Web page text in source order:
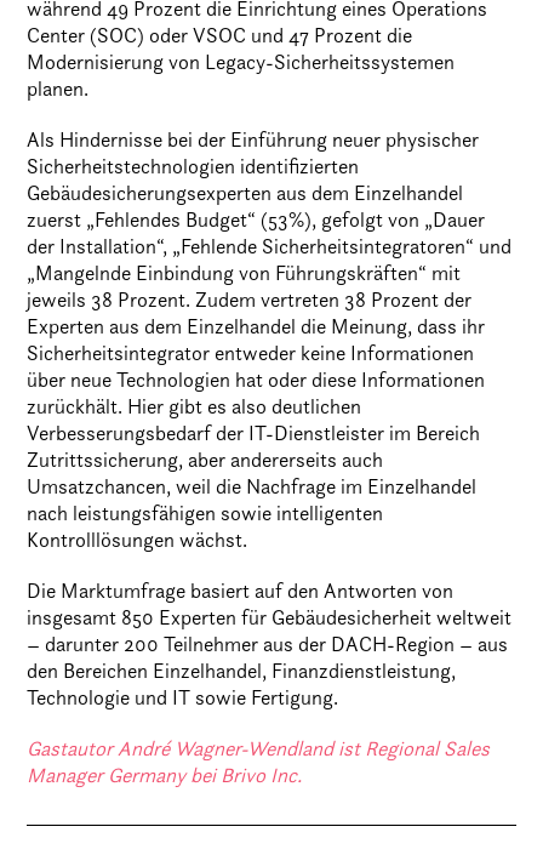
während 49 Prozent die Einrichtung eines Operations
Center (SOC) oder VSOC und 47 Prozent die
Modernisierung von Legacy-Sicherheitssystemen
planen.
Als Hindernisse bei der Einführung neuer physischer
Sicherheitstechnologien identifizierten
Gebäudesicherungsexperten aus dem Einzelhandel
zuerst „Fehlendes Budget“ (53%), gefolgt von „Dauer
der Installation“, „Fehlende Sicherheitsintegratoren“ und
„Mangelnde Einbindung von Führungskräften“ mit
jeweils 38 Prozent. Zudem vertreten 38 Prozent der
Experten aus dem Einzelhandel die Meinung, dass ihr
Sicherheitsintegrator entweder keine Informationen
über neue Technologien hat oder diese Informationen
zurückhält. Hier gibt es also deutlichen
Verbesserungsbedarf der IT-Dienstleister im Bereich
Zutrittssicherung, aber andererseits auch
Umsatzchancen, weil die Nachfrage im Einzelhandel
nach leistungsfähigen sowie intelligenten
Kontrolllösungen wächst.
Die Marktumfrage basiert auf den Antworten von
insgesamt 850 Experten für Gebäudesicherheit weltweit
– darunter 200 Teilnehmer aus der DACH-Region – aus
den Bereichen Einzelhandel, Finanzdienstleistung,
Technologie und IT sowie Fertigung.
Gastautor André Wagner-Wendland ist Regional Sales
Manager Germany bei Brivo Inc.